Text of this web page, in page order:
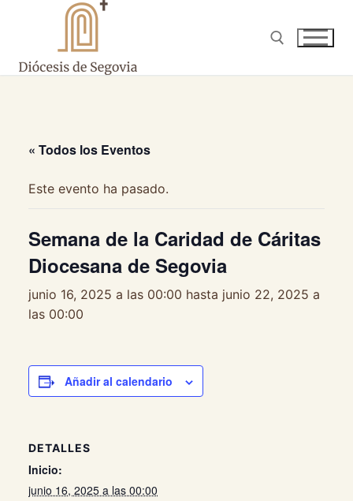
contenido
« Todos los Eventos
Este evento ha pasado.
Semana de la Caridad de Cáritas
Diocesana de Segovia
junio 16, 2025 a las 00:00 hasta junio 22, 2025 a
las 00:00
Añadir al calendario
DETALLES
Inicio:
junio 16, 2025 a las 00:00